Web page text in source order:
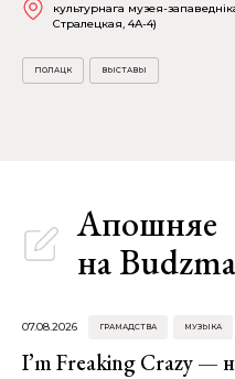
культурнага музея-
Стралецкая, 4A-4)
ПОЛАЦК ВЫСТАВЫ
Апошняе
на
07.08.2026 ГРАМАДСТВА МУЗЫКА
I’m Freaking Crazy —